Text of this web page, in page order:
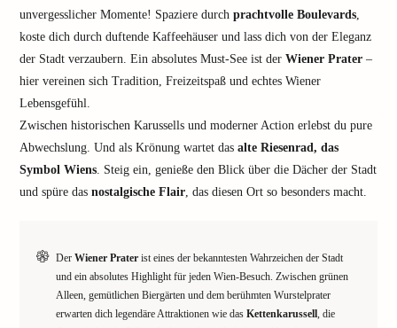
unvergesslicher Momente! Spaziere durch prachtvolle Boulevards,
koste dich durch duftende Kaffeehäuser und lass dich von der Eleganz
der Stadt verzaubern. Ein absolutes Must-See ist der Wiener Prater –
hier vereinen sich Tradition, Freizeitspaß und echtes Wiener
Lebensgefühl.
Zwischen historischen Karussells und moderner Action erlebst du pure
Abwechslung. Und als Krönung wartet das alte Riesenrad, das
Symbol Wiens. Steig ein, genieße den Blick über die Dächer der Stadt
und spüre das nostalgische Flair, das diesen Ort so besonders macht.
Der Wiener Prater ist eines der bekanntesten Wahrzeichen der Stadt
und ein absolutes Highlight für jeden Wien-Besuch. Zwischen grünen
Alleen, gemütlichen Biergärten und dem berühmten Wurstelprater
erwarten dich legendäre Attraktionen wie das Kettenkarussell, die